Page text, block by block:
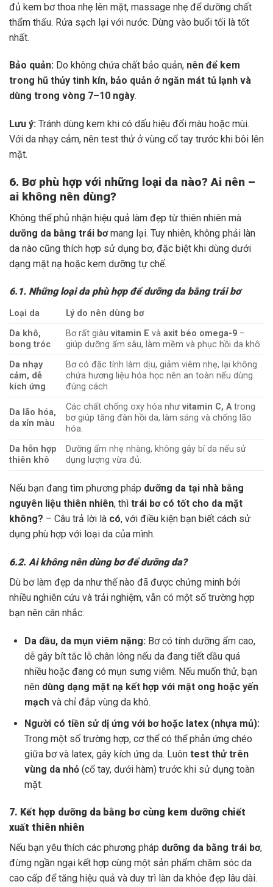
đủ kem bơ thoa nhẹ lên mặt, massage nhẹ để dưỡng chất
thẩm thấu. Rửa sạch lại với nước. Dùng vào buổi tối là tốt
nhất.
Bảo quản: Do không chứa chất bảo quản, nên để kem
trong hũ thủy tinh kín, bảo quản ở ngăn mát tủ lạnh và
dùng trong vòng 7–10 ngày.
Lưu ý: Tránh dùng kem khi có dấu hiệu đổi màu hoặc mùi.
Với da nhạy cảm, nên test thử ở vùng cổ tay trước khi bôi lên
mặt.
6. Bơ phù hợp với những loại da nào? Ai nên –
ai không nên dùng?
Không thể phủ nhận hiệu quả làm đẹp từ thiên nhiên mà
dưỡng da bằng trái bơmang lại. Tuy nhiên, không phải làn
da nào cũng thích hợp sử dụng bơ, đặc biệt khi dùng dưới
dạng mặt nạ hoặc kem dưỡng tự chế.
6.1. Những loại da phù hợp để dưỡng da bằng trái bơ
Loại da
Lý do nên dùng bơ
Da khô,
bong tróc
Bơ rất giàuvitamin E vàaxit béo omega-9 –
giúp dưỡng ẩm sâu, làm mềm và phục hồi da khô.
Da nhạy
cảm, dễ
kích ứng
Bơ có đặc tính làm dịu, giảm viêm nhẹ, lại không
chứa hương liệu hóa học nên an toàn nếu dùng
đúng cách.
Da lão hóa,
da xỉn màu
Các chất chống oxy hóa nhưvitamin C, Atrong
bơ giúp tăng đàn hồi da, làm sáng và chống lão
hóa.
Da hỗn hợp
thiên khô
Dưỡng ẩm nhẹ nhàng, không gây bí da nếu sử
dụng lượng vừa đủ.
Nếu bạn đang tìm phương pháp dưỡng da tại nhà bằng
nguyên liệu thiên nhiên, thì trái bơ có tốt cho da mặt
không? – Câu trả lời là có, với điều kiện bạn biết cách sử
dụng phù hợp với loại da của mình.
6.2. Ai không nên dùng bơ để dưỡng da?
Dù bơ làm đẹp da như thế nào đã được chứng minh bởi
nhiều nghiên cứu và trải nghiệm, vẫn có một số trường hợp
bạn nên cân nhắc:
Da dầu, da mụn viêm nặng: Bơ có tính dưỡng ẩm cao,
dễ gây bít tắc lỗ chân lông nếu da đang tiết dầu quá
nhiều hoặc đang có mụn sưng viêm. Nếu muốn thử, bạn
nên dùng dạng mặt nạ kết hợp với mật ong hoặc yến
mạch và chỉ đắp vùng da khô.
Người có tiền sử dị ứng với bơ hoặc latex (nhựa mủ):
Trong một số trường hợp, cơ thể có thể phản ứng chéo
giữa bơ và latex, gây kích ứng da. Luôn test thử trên
vùng da nhỏ (cổ tay, dưới hàm) trước khi sử dụng toàn
mặt.
7. Kết hợp dưỡng da bằng bơ cùng kem dưỡng chiết
xuất thiên nhiên
Nếu bạn yêu thích các phương pháp dưỡng da bằng trái bơ,
đừng ngần ngại kết hợp cùng một sản phẩm chăm sóc da
cao cấp để tăng hiệu quả và duy trì làn da khỏe đẹp lâu dài.